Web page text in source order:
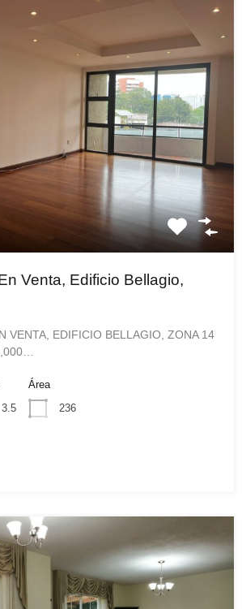
Venta, Edificio Bellagio,
VENTA, EDIFICIO BELLAGIO, ZONA 14
3.5
Área
236